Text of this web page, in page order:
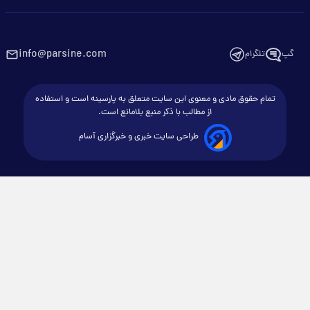
گپ تلگرام info@parsine.com
تمام حقوق مادی و معنوی این سایت متعلق به پارسینه است و استفاده
از مطالب با ذکر منبع بلامانع است.
طراحی سایت خبری و خبرگزاری آسام